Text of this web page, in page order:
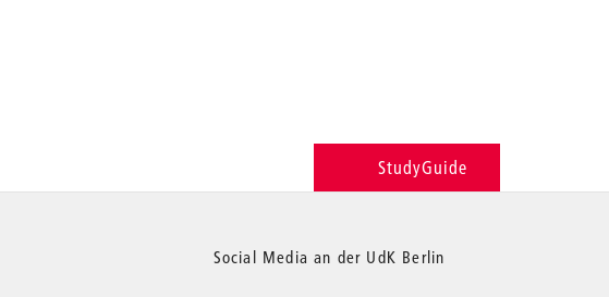
StudyGuide
Social Media an der UdK Berlin